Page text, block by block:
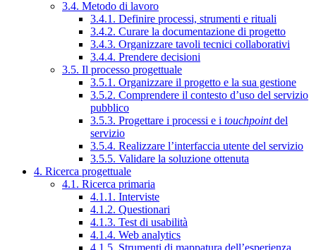
3.4. Metodo di lavoro
3.4.1. Definire processi, strumenti e rituali
3.4.2. Curare la documentazione di progetto
3.4.3. Organizzare tavoli tecnici collaborativi
3.4.4. Prendere decisioni
3.5. Il processo progettuale
3.5.1. Organizzare il progetto e la sua gestione
3.5.2. Comprendere il contesto d’uso del servizio
pubblico
3.5.3. Progettare i processi e i touchpointdel
servizio
3.5.4. Realizzare l’interfaccia utente del servizio
3.5.5. Validare la soluzione ottenuta
4. Ricerca progettuale
4.1. Ricerca primaria
4.1.1. Interviste
4.1.2. Questionari
4.1.3. Test di usabilità
4.1.4. Web analytics
4.1.5. Strumenti di mappatura dell’esperienza